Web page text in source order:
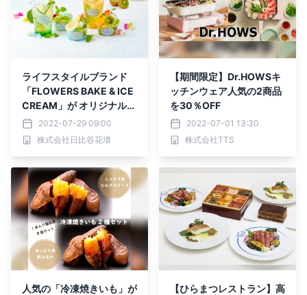
ライフスタイルブランド
「FLOWERS BAKE & ICE
CREAM」が オリジナルの
フルーツアイスクリームと
レモネードのメニューを開
発。 『MINTY & TROPIC
K』 中目黒の「SABON l’A
telier SPA」にて、 7月30
日（土）から期間限定で販
売。
2022-07-29 09:00
株式会社日比谷花壇
【期間限定】Dr.HOWSキ
ッチンウェア人気の2商品
を30％OFF
2022-07-01 13:30
株式会社TTS
人気の「冷凍焼きいも」が
【ひらまつレストラン】高